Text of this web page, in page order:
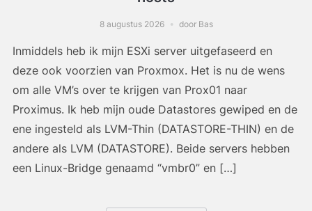
8 augustus 2026 door Bas
Inmiddels heb ik mijn ESXi server uitgefaseerd en
deze ook voorzien van Proxmox. Het is nu de wens
om alle VM’s over te krijgen van Prox01 naar
Proximus. Ik heb mijn oude Datastores gewiped en de
ene ingesteld als LVM-Thin (DATASTORE-THIN) en de
andere als LVM (DATASTORE). Beide servers hebben
een Linux-Bridge genaamd “vmbr0” en […]